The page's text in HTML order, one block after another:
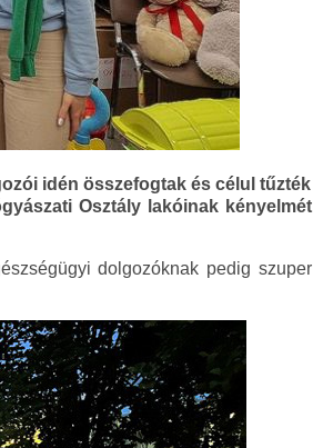
idén összefogtak és célul tűzték
Osztály lakóinak kényelmét
dolgozóknak pedig szuper